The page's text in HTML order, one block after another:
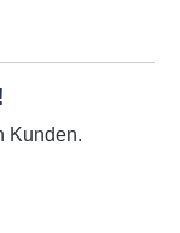
Kunden.